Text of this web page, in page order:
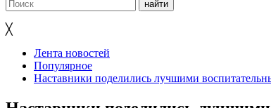
╳
Лента новостей
Популярное
Наставники поделились лучшими